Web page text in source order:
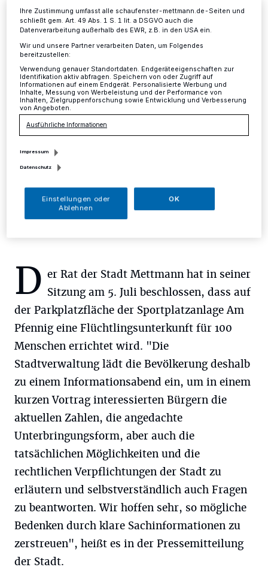
Pfennig
Mettmann·Die Stadt Mettmann ist rechtlich
verpflichtet, im Jahr 2016 weitere 250 Flüchtlinge
aufzunehmen. Für rund 90 Menschen steht in
verschiedenen Objekten der Stadt noch Wohnraum zur
Verfügung, für rund 150 Menschen muss Wohnraum
neu geschaffen werden.
10.08.2016 , 13:19 Uhr
D er Rat der Stadt Mettmann hat in seiner
Sitzung am 5. Juli beschlossen, dass auf
der Parkplatzfläche der Sportplatzanlage Am
Pfennig eine Flüchtlingsunterkunft für 100
Menschen errichtet wird. "Die
Stadtverwaltung lädt die Bevölkerung deshalb
zu einem Informationsabend ein, um in einem
kurzen Vortrag interessierten Bürgern die
aktuellen Zahlen, die angedachte
Unterbringungsform, aber auch die
tatsächlichen Möglichkeiten und die
rechtlichen Verpflichtungen der Stadt zu
erläutern und selbstverständlich auch Fragen
zu beantworten. Wir hoffen sehr, so mögliche
Bedenken durch klare Sachinformationen zu
zerstreuen", heißt es in der Pressemitteilung
der Stadt.
Ihre Zustimmung umfasst alle schaufenster-mettmann.de-Seiten und
schließt gem. Art. 49 Abs. 1 S. 1 lit. a DSGVO auch die
Datenverarbeitung außerhalb des EWR, z.B. in den USA ein.
Wir und unsere Partner verarbeiten Daten, um Folgendes
bereitzustellen:
Verwendung genauer Standortdaten. Endgeräteeigenschaften zur
Identifikation aktiv abfragen. Speichern von oder Zugriff auf
Informationen auf einem Endgerät. Personalisierte Werbung und
Inhalte, Messung von Werbeleistung und der Performance von
Inhalten, Zielgruppenforschung sowie Entwicklung und Verbesserung
von Angeboten.
Ausführliche Informationen
Impressum
Datenschutz
Einstellungen oder
Ablehnen
OK